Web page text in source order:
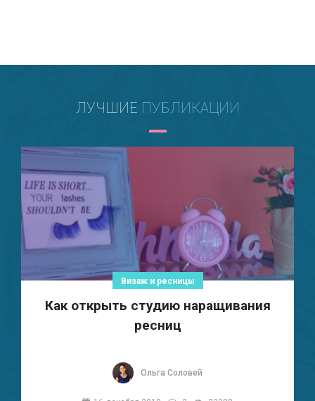
ЛУЧШИЕ ПУБЛИКАЦИИ
Визаж и ресницы
Как открыть студию наращивания
ресниц
Ольга Соловей